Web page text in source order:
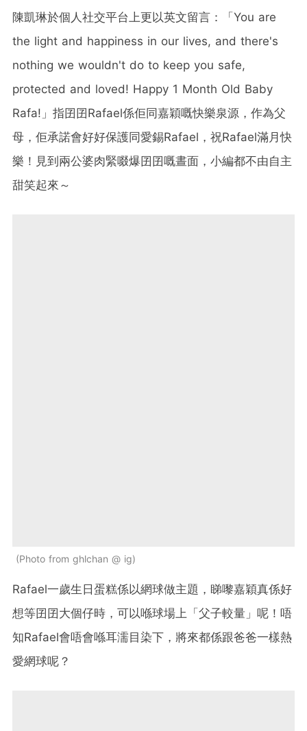
陳凱琳於個人社交平台上更以英文留言：「You are
the light and happiness in our lives, and there's
nothing we wouldn't do to keep you safe,
protected and loved! Happy 1 Month Old Baby
Rafa!」指囝囝Rafael係佢同嘉穎嘅快樂泉源，作為父
母，佢承諾會好好保護同愛錫Rafael，祝Rafael滿月快
樂！見到兩公婆肉緊啜爆囝囝嘅晝面，小編都不由自主
甜笑起來～
Photo from ghlchan @ ig
Rafael一歲生日蛋糕係以網球做主題，睇嚟嘉穎真係好
想等囝囝大個仔時，可以喺球場上「父子較量」呢！唔
知Rafael會唔會喺耳濡目染下，將來都係跟爸爸一樣熱
愛網球呢？